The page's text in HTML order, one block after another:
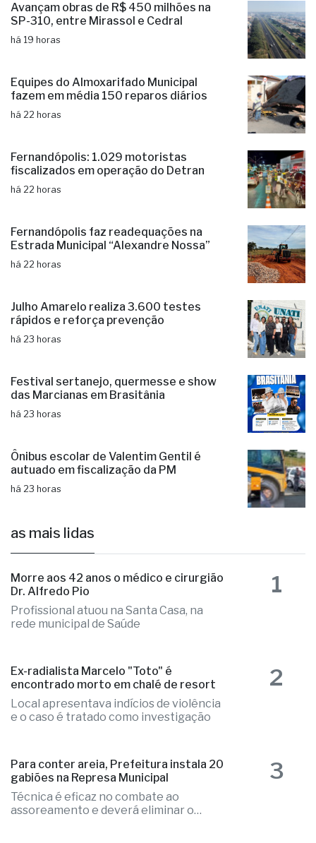
Avançam obras de R$ 450 milhões na
SP-310, entre Mirassol e Cedral
há 19 horas
Equipes do Almoxarifado Municipal
fazem em média 150 reparos diários
há 22 horas
Fernandópolis: 1.029 motoristas
fiscalizados em operação do Detran
há 22 horas
Fernandópolis faz readequações na
Estrada Municipal “Alexandre Nossa”
há 22 horas
Julho Amarelo realiza 3.600 testes
rápidos e reforça prevenção
há 23 horas
Festival sertanejo, quermesse e show
das Marcianas em Brasitânia
há 23 horas
Ônibus escolar de Valentim Gentil é
autuado em fiscalização da PM
há 23 horas
as mais lidas
Morre aos 42 anos o médico e cirurgião
Dr. Alfredo Pio
Profissional atuou na Santa Casa, na
rede municipal de Saúde
1
Ex-radialista Marcelo "Toto" é
encontrado morto em chalé de resort
Local apresentava indícios de violência
e o caso é tratado como investigação
2
Para conter areia, Prefeitura instala 20
gabiões na Represa Municipal
Técnica é eficaz no combate ao
assoreamento e deverá eliminar o
3